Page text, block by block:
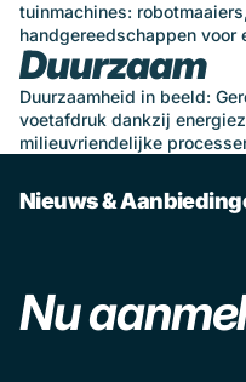
tuinmachines:
handgereedschappen voor
Duurzaam
Duurzaamheid in beeld:
voetafdruk dankzij
milieuvriendelijke
Nieuws &
Nu